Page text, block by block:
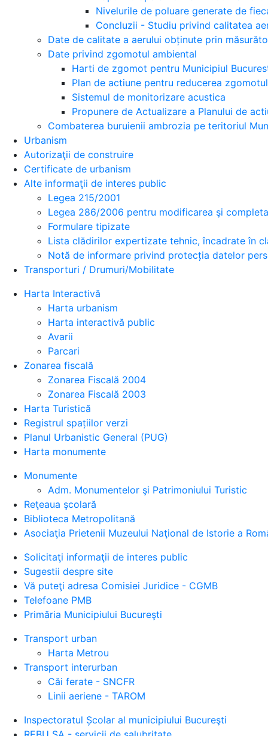
Nivelurile de poluare generate de
Concluzii - Studiu privind calitatea
Date de calitate a aerului obținute prin
Date privind zgomotul ambiental
Harti de zgomot pentru Municipiul
Plan de actiune pentru reducerea
Sistemul de monitorizare acustica
Propunere de Actualizare a Planului de
Combaterea buruienii ambrozia pe teritoriul
Urbanism
Autorizaţii de construire
Certificate de urbanism
Alte informaţii de interes public
Legea 215/2001
Legea 286/2006 pentru modificarea şi
Formulare tipizate
Lista clădirilor expertizate tehnic, încadrate în
Notă de informare privind protecția datelor
Transporturi / Drumuri/Mobilitate
Harta Interactivă
Harta urbanism
Harta interactivă public
Avarii
Parcari
Zonarea fiscală
Zonarea Fiscală 2004
Zonarea Fiscală 2003
Harta Turistică
Registrul spațiilor verzi
Planul Urbanistic General (PUG)
Harta monumente
Monumente
Adm. Monumentelor şi Patrimoniului Turistic
Reţeaua şcolară
Biblioteca Metropolitană
Asociaţia Prietenii Muzeului Naţional de Istorie a
Solicitaţi informaţii de interes public
Sugestii despre site
Vă puteţi adresa Comisiei Juridice - CGMB
Telefoane PMB
Primăria Municipiului Bucureşti
Transport urban
Harta Metrou
Transport interurban
Căi ferate - SNCFR
Linii aeriene - TAROM
Inspectoratul Școlar al municipiului Bucureşti